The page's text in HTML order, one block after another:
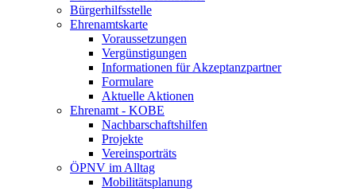
Bürgerhilfsstelle
Ehrenamtskarte
Voraussetzungen
Vergünstigungen
Informationen für Akzeptanzpartner
Formulare
Aktuelle Aktionen
Ehrenamt - KOBE
Nachbarschaftshilfen
Projekte
Vereinsporträts
ÖPNV im Alltag
Mobilitätsplanung